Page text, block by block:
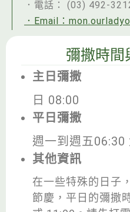
．電話： (03) 492-
．Email：
彌撒時間
主日彌撒
日 08:00
平日彌撒
週一到週五06:30
其他資訊
在一些特殊的日子
節慶，平日的彌撒